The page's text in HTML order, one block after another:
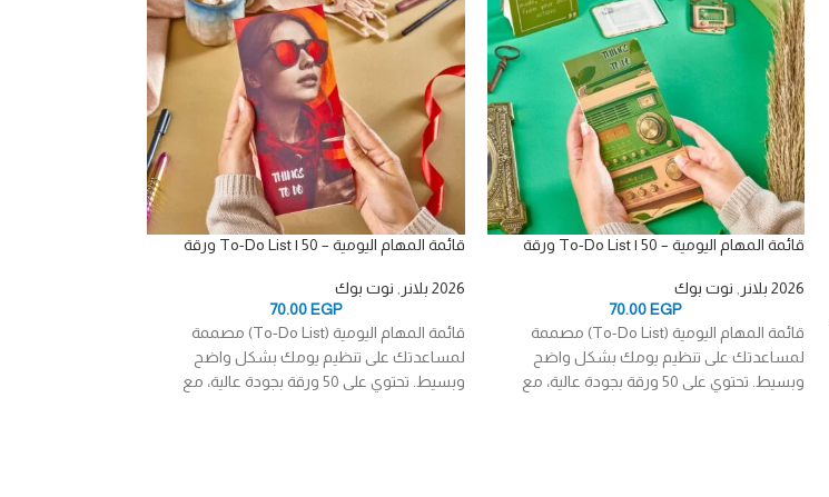
قائمة المهام اليومية – To-Do List | 50 ورقة
2026 بلانر
نوت بوك
70.00EGP
قائمة المهام اليومية (To-Do List) مصممة
لمساعدتك على تنظيم يومك بشكل واضح
وبسيط. تحتوي على 50 ورقة بجودة عالية، مع
قائمة المهام اليومية – To-Do List | 50 ورقة
2026 بلانر
نوت بوك
70.00EGP
قائمة المهام اليومية (To-Do List) مصممة
لمساعدتك على تنظيم يومك بشكل واضح
وبسيط. تحتوي على 50 ورقة بجودة عالية، مع